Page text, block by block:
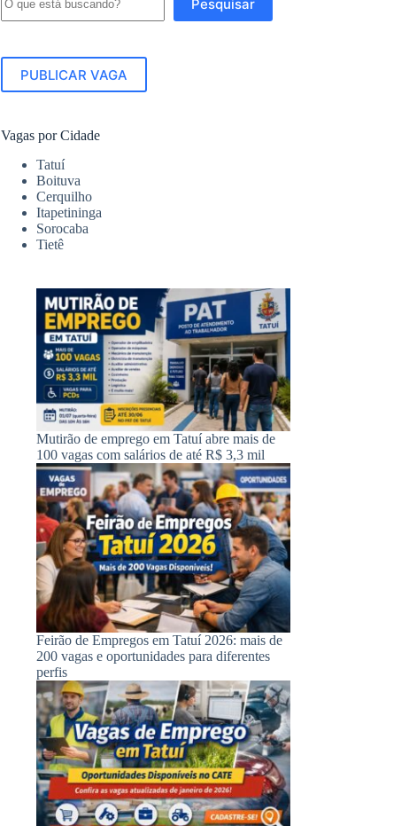
Pesquisar
PUBLICAR VAGA
Vagas por Cidade
Tatuí
Boituva
Cerquilho
Itapetininga
Sorocaba
Tietê
Mutirão de emprego em Tatuí abre mais de
100 vagas com salários de até R$ 3,3 mil
Feirão de Empregos em Tatuí 2026: mais de
200 vagas e oportunidades para diferentes
perfis